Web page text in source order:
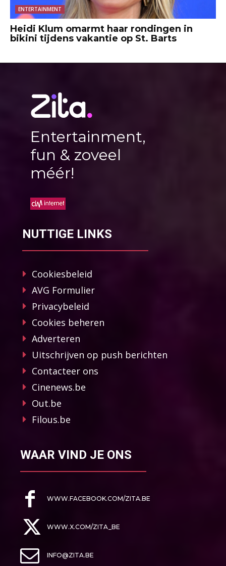
ENTERTAINMENT
Heidi Klum omarmt haar rondingen in
bikini tijdens vakantie op St. Barts
Entertainment,
fun & zoveel
méér!
NUTTIGE LINKS
Cookiesbeleid
AVG Formulier
Privacybeleid
Cookies beheren
Adverteren
Uitschrijven op push berichten
Contacteer ons
Cinenews.be
Out.be
Filous.be
WAAR VIND JE ONS
WWW.FACEBOOK.COM/ZITA.BE
WWW.X.COM/ZITA_BE
INFO@ZITA.BE